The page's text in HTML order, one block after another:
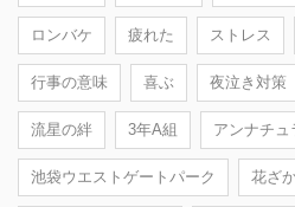
ロンバケ 疲れた ストレス
行事の意味 喜ぶ 夜泣き対策
流星の絆 3年A組 アンナチュ
池袋ウエストゲートパーク 花ざ